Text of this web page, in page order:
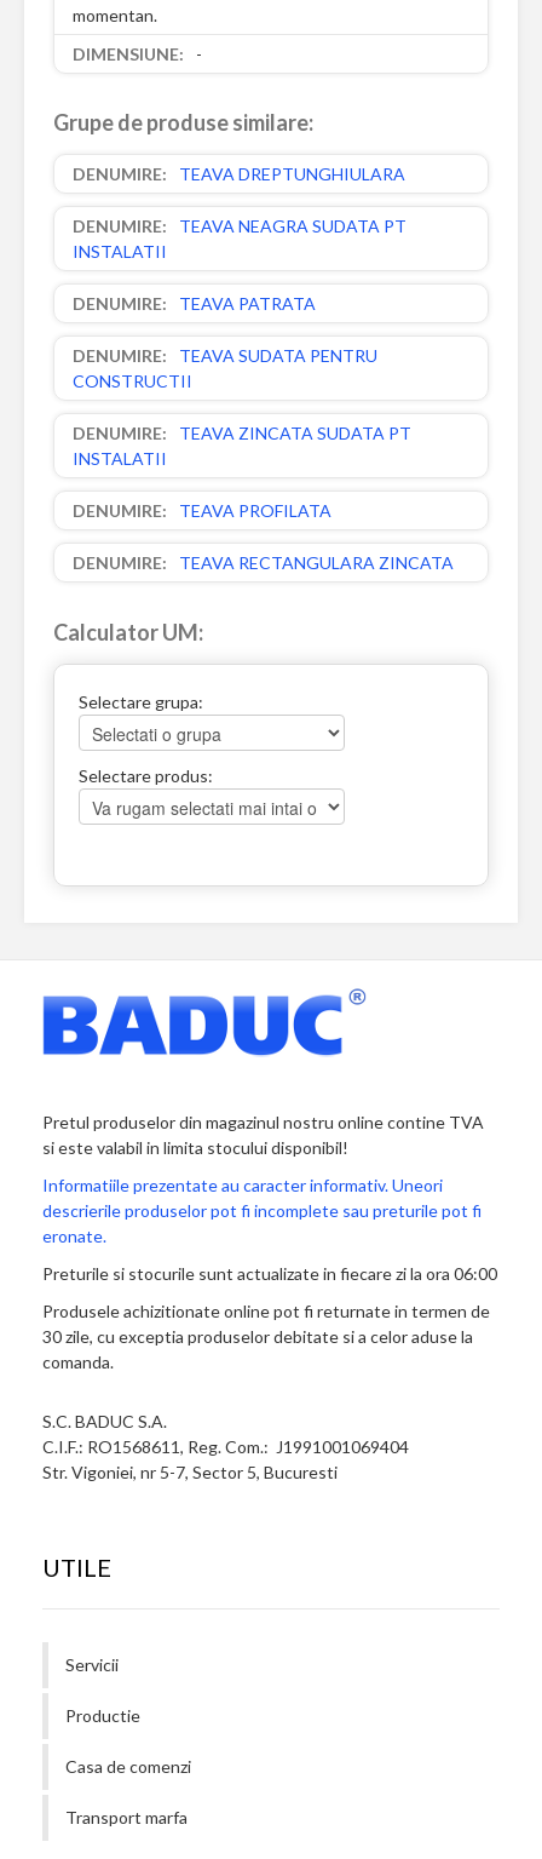
momentan.
-
Grupe de produse similare:
TEAVA DREPTUNGHIULARA
TEAVA NEAGRA SUDATA PT
INSTALATII
TEAVA PATRATA
TEAVA SUDATA PENTRU
CONSTRUCTII
TEAVA ZINCATA SUDATA PT
INSTALATII
TEAVA PROFILATA
TEAVA RECTANGULARA ZINCATA
Calculator UM:
Selectare grupa:
Selectare produs:
Pretul produselor din magazinul nostru online contine TVA
si este valabil in limita stocului disponibil!
Informatiile prezentate au caracter informativ. Uneori
descrierile produselor pot fi incomplete sau preturile pot fi
eronate.
Preturile si stocurile sunt actualizate in fiecare zi la ora 06:00
Produsele achizitionate online pot fi returnate in termen de
30 zile, cu exceptia produselor debitate si a celor aduse la
comanda.
S.C. BADUC S.A.
C.I.F.: RO1568611, Reg. Com.: J1991001069404
Str. Vigoniei, nr 5-7, Sector 5, Bucuresti
UTILE
Servicii
Productie
Casa de comenzi
Transport marfa